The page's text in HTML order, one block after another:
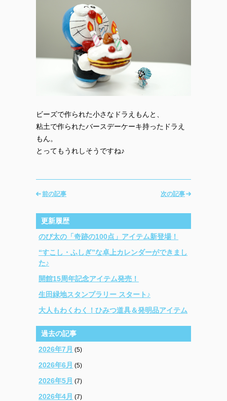
ビーズで作られた小さなドラえもんと、
粘土で作られたバースデーケーキ持ったドラえ
もん。
とってもうれしそうですね♪
次の記事
前の記事
更新履歴
のび太の「奇跡の100点」アイテム新登場！
“すこし・ふしぎ”な卓上カレンダーができまし
た♪
開館15周年記念アイテム発売！
生田緑地スタンプラリー スタート♪
大人もわくわく！ひみつ道具＆発明品アイテム
過去の記事
2026年7月 (5)
2026年6月 (5)
2026年5月 (7)
2026年4月 (7)